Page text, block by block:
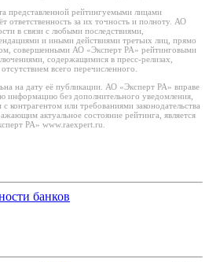
представленной рейтингуемыми лицами
ответственность за их точность и полноту. АО
в связи с любыми последствиями,
и иными действиями третьих лиц, прямо
совершенными АО «Эксперт РА» рейтинговыми
содержащимися в пресс-релизах,
всего перечисленного.
на дату её публикации. АО «Эксперт РА» вправе
информацию без дополнительного уведомления,
контрагентом или требованиями законодательства
актуальное состояние рейтинга, является
РА» www.raexpert.ru.
банков